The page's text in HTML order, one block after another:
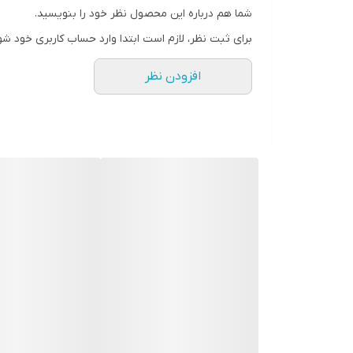
شما هم درباره این محصول نظر خود را بنویسید.
برای ثبت نظر، لازم است ابتدا وارد حساب کاربری خود
افزودن نظر